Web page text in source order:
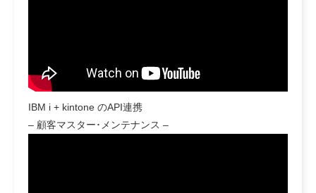
IBM i + kintone のAPI連携
– 顧客マスター･メンテナンス –